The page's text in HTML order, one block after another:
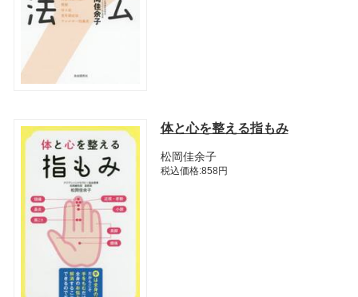
体と心を整える指もみ
松岡佳余子
税込価格:858円